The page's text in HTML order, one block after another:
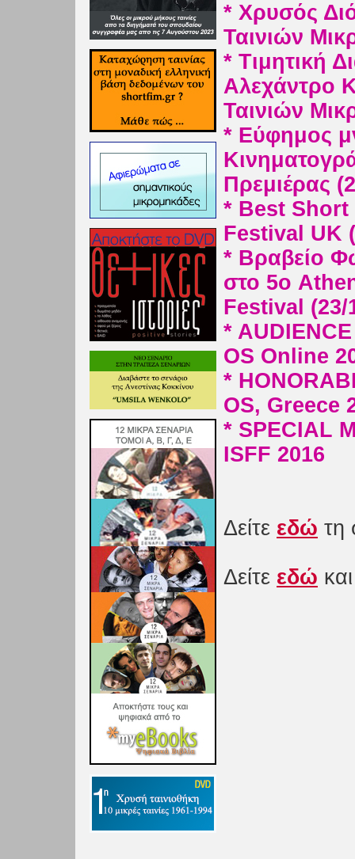
* Χρυσός
Ταινιών
* Τιμητική
Αλεχάντρο
Ταινιών
* Εύφημος
Πρεμιέρας
* Best
Festival UK
* Βραβείο
στο 5ο
Festival (23/
*
OS Online
*
OS, Greece
* SPECIAL
ISFF 2016
Δείτε εδώ τη
Δείτε εδώ